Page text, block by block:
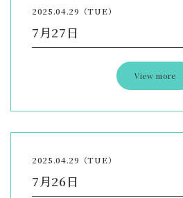
2025.04.29（TUE）
7月27日
View more
2025.04.29（TUE）
7月26日